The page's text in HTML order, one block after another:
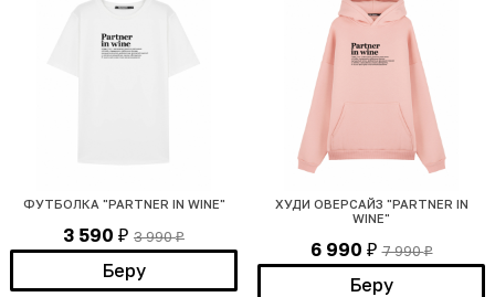
ФУТБОЛКА "PARTNER IN WINE"
3 590 ₽ 3 990₽
Беру
ХУДИ ОВЕРСАЙЗ "PARTNER IN
WINE"
6 990 ₽ 7 990₽
Беру